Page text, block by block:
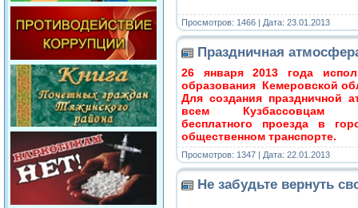
Просмотров: 1466 | Дата: 23.01.2013
Праздничная
26 января 2013 года
образования Кемеровской
Для создания
всем Кузбассовцам
бесплатного проезда в
общественном транспорте.
Просмотров: 1347 | Дата: 22.01.2013
Не забудьте вернуть